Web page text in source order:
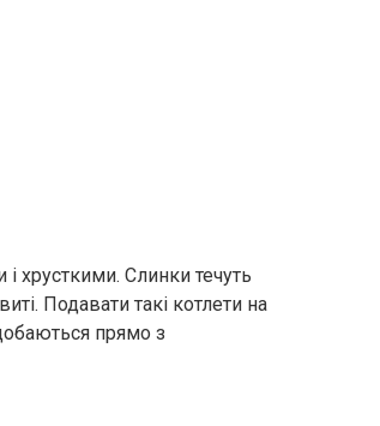
хрусткими. Слинки течуть
Подавати такі котлети на
прямо з